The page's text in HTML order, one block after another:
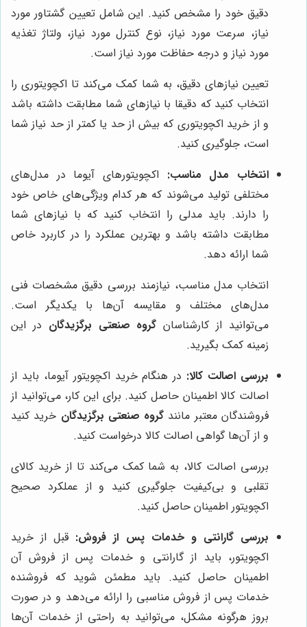
دقیق خود را مشخص کنید. این شامل تعیین گشتاور مورد
نیاز، سرعت مورد نیاز، نوع کنترل مورد نیاز، ولتاژ تغذیه
مورد نیاز و درجه حفاظت مورد نیاز است.
تعیین نیازهای دقیق، به شما کمک می‌کند تا اکچویتوری را
انتخاب کنید که دقیقا با نیازهای شما مطابقت داشته باشد
و از خرید اکچویتوری که بیش از حد یا کمتر از حد نیاز شما
است، جلوگیری کنید.
انتخاب مدل مناسب: اکچویتورهای آیوما در مدل‌های
مختلفی تولید می‌شوند که هر کدام ویژگی‌های خاص خود
را دارند. باید مدلی را انتخاب کنید که با نیازهای شما
مطابقت داشته باشد و بهترین عملکرد را در کاربرد خاص
شما ارائه دهد.
انتخاب مدل مناسب، نیازمند بررسی دقیق مشخصات فنی
مدل‌های مختلف و مقایسه آن‌ها با یکدیگر است.
می‌توانید از کارشناسان گروه صنعتی برگزیدگان در این
زمینه کمک بگیرید.
بررسی اصالت کالا: در هنگام خرید اکچویتور آیوما، باید از
اصالت کالا اطمینان حاصل کنید. برای این کار، می‌توانید از
فروشندگان معتبر مانند گروه صنعتی برگزیدگان خرید کنید
و از آن‌ها گواهی اصالت کالا درخواست کنید.
بررسی اصالت کالا، به شما کمک می‌کند تا از خرید کالای
تقلبی و بی‌کیفیت جلوگیری کنید و از عملکرد صحیح
اکچویتور اطمینان حاصل کنید.
بررسی گارانتی و خدمات پس از فروش: قبل از خرید
اکچویتور، باید از گارانتی و خدمات پس از فروش آن
اطمینان حاصل کنید. باید مطمئن شوید که فروشنده
خدمات پس از فروش مناسبی را ارائه می‌دهد و در صورت
بروز هرگونه مشکل، می‌توانید به راحتی از خدمات آن‌ها